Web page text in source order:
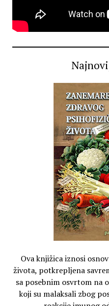
Ova knjižica iznosi
života, potkrepljena
sa posebnim osvrtom na
koji su malaksali zbog